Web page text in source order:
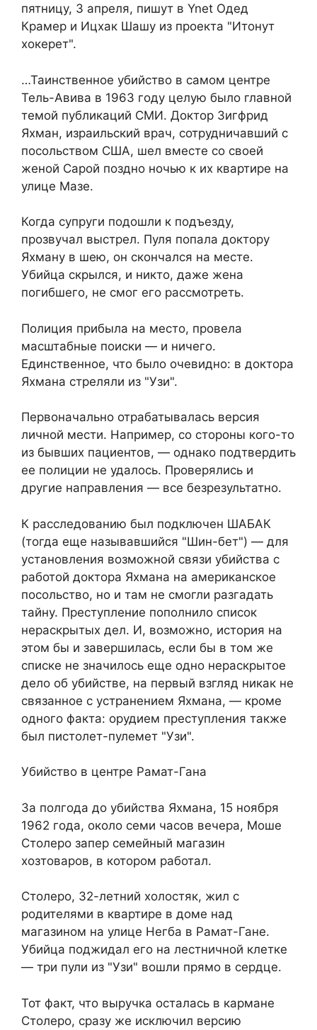
пятницу, 3 апреля, пишут в Ynet Одед
Крамер и Ицхак Шашу из проекта "Итонут
хокерет".
…Таинственное убийство в самом центре
Тель-Авива в 1963 году целую было главной
темой публикаций СМИ. Доктор Зигфрид
Яхман, израильский врач, сотрудничавший с
посольством США, шел вместе со своей
женой Сарой поздно ночью к их квартире на
улице Мазе.
Когда супруги подошли к подъезду,
прозвучал выстрел. Пуля попала доктору
Яхману в шею, он скончался на месте.
Убийца скрылся, и никто, даже жена
погибшего, не смог его рассмотреть.
Полиция прибыла на место, провела
масштабные поиски — и ничего.
Единственное, что было очевидно: в доктора
Яхмана стреляли из "Узи".
Первоначально отрабатывалась версия
личной мести. Например, со стороны кого-то
из бывших пациентов, — однако подтвердить
ее полиции не удалось. Проверялись и
другие направления — все безрезультатно.
К расследованию был подключен ШАБАК
(тогда еще называвшийся "Шин-бет") — для
установления возможной связи убийства с
работой доктора Яхмана на американское
посольство, но и там не смогли разгадать
тайну. Преступление пополнило список
нераскрытых дел. И, возможно, история на
этом бы и завершилась, если бы в том же
списке не значилось еще одно нераскрытое
дело об убийстве, на первый взгляд никак не
связанное с устранением Яхмана, — кроме
одного факта: орудием преступления также
был пистолет-пулемет "Узи".
Убийство в центре Рамат-Гана
За полгода до убийства Яхмана, 15 ноября
1962 года, около семи часов вечера, Моше
Столеро запер семейный магазин
хозтоваров, в котором работал.
Столеро, 32-летний холостяк, жил с
родителями в квартире в доме над
магазином на улице Негба в Рамат-Гане.
Убийца поджидал его на лестничной клетке
— три пули из "Узи" вошли прямо в сердце.
Тот факт, что выручка осталась в кармане
Столеро, сразу же исключил версию